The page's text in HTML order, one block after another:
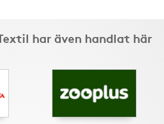
har även handlat här